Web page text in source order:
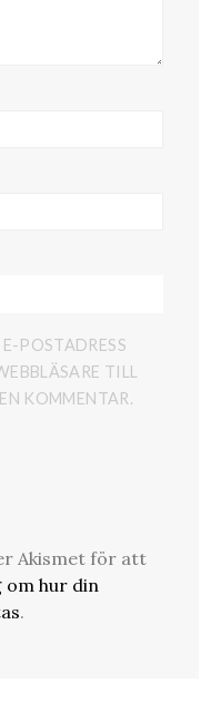
POSTADRESS
TILL
KOMMENTAR.
Akismet för att
om hur din
.